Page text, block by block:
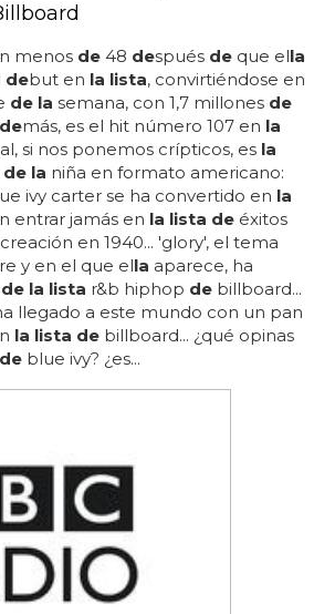
menos de 48 después de que ella
debut en la lista, convirtiéndose en
de la semana, con 1,7 millones de
demás, es el hit número 107 en la
si nos ponemos crípticos, es la
de la niña en formato americano:
ivy carter se ha convertido en la
entrar jamás en la lista de éxitos
en 1940... 'glory', el tema
y en el que ella aparece, ha
de la lista r&b hiphop de billboard...
llegado a este mundo con un pan
la lista de billboard... ¿qué opinas
de blue ivy? ¿es...